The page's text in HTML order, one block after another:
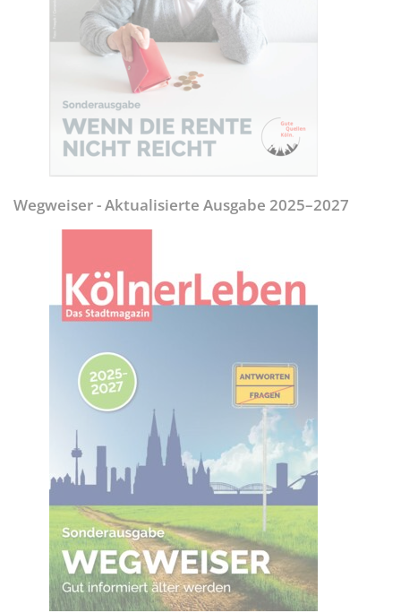
Wegweiser - Aktualisierte Ausgabe 2025–2027